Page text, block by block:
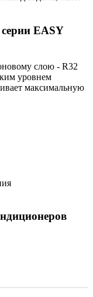
EASY
слою - R32
уровнем
максимальную